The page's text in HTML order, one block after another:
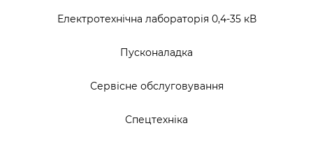
Електротехнічна лабораторія 0,4-35 кВ
Пусконаладка
Сервісне обслуговування
Спецтехніка